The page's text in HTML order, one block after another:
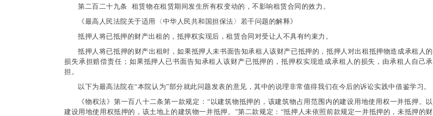
第二百二十九条 租赁物在租赁期间发生所有权变动的，不影响租赁合同的效力。
《最高人民法院关于适用〈中华人民共和国担保法〉若干问题的解释》
抵押人将已抵押的财产出租的，抵押权实现后，租赁合同对受让人不具有约束力。
抵押人将已抵押的财产出租时，如果抵押人未书面告知承租人该财产已抵押的，抵押人对出租抵押物造成承租人的
损失承担赔偿责任；如果抵押人已书面告知承租人该财产已抵押的，抵押权实现造成承租人的损失，由承租人自己承
担。
以下为最高法院在“本院认为”部分就此问题发表的意见，其中的说理非常值得我们在今后的诉讼实践中借鉴学习。
《物权法》第一百八十二条第一款规定：“以建筑物抵押的，该建筑物占用范围内的建设用地使用权一并抵押。以
建设用地使用权抵押的，该土地上的建筑物一并抵押。”第二款规定：“抵押人未依照前款规定一并抵押的，未抵押的财